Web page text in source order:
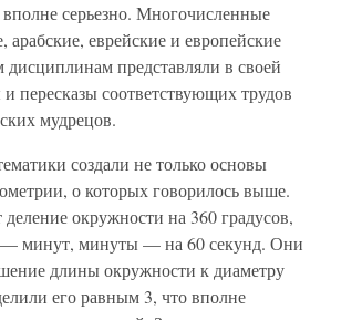
серьезно. Многочисленные
еврейские и европейские
дисциплинам представляли в своей
пересказы соответствующих трудов
мудрецов.
создали не только основы
о которых говорилось выше.
окружности на 360 градусов,
— минут, минуты — на 60 секунд. Они
длины окружности к диаметру
его равным 3, что вполне